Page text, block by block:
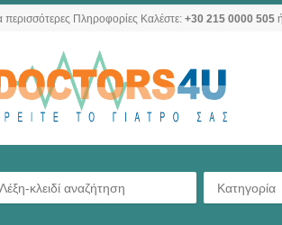
περισσότερες Πληροφορίες Καλέστε: +30 215 0000 505
Κατηγορία